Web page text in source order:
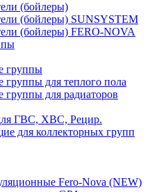
(бойлеры)
(бойлеры) SUNSYSTEM
(бойлеры) FERO-NOVA
группы
группы для теплого пола
группы для радиаторов
ГВС, ХВС, Рецир.
для коллекторных групп
Fero-Nova (NEW)